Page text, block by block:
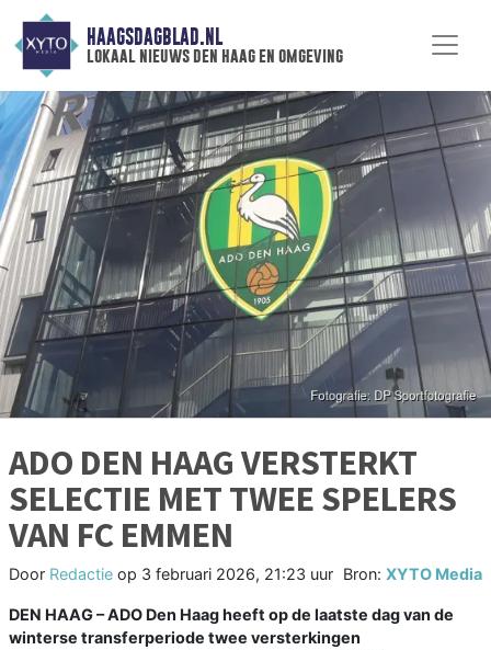
HAAGSDAGBLAD.NL
lokaal nieuws den haag en omgeving
ADO DEN HAAG VERSTERKT
SELECTIE MET TWEE SPELERS
VAN FC EMMEN
Door Redactie op 3 februari 2026, 21:23 uur Bron: XYTO Media
DEN HAAG – ADO Den Haag heeft op de laatste dag van de
winterse transferperiode twee versterkingen